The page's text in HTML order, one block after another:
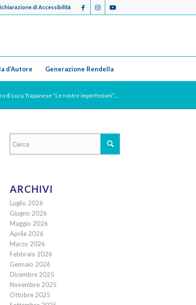
di Accessibilità
d’Autore Generazione Rendella
di Luca Trapanese “Le nostre imperfezioni”:...
ARCHIVI
Luglio 2026
Giugno 2026
Maggio 2026
Aprile 2026
Marzo 2026
Febbraio 2026
Gennaio 2026
Dicembre 2025
Novembre 2025
Ottobre 2025